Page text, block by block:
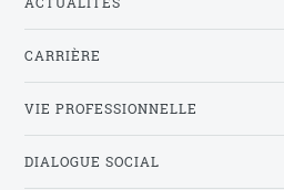
CARRIÈRE
VIE PROFESSIONNELLE
DIALOGUE SOCIAL